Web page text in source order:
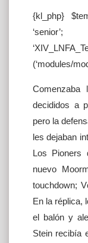
{kl_php}
(‘modules/
decididos a
pero la
les dejaban
Los Pioners
nuevo
touchdown;
En la réplica,
el balón y
Stein recibía